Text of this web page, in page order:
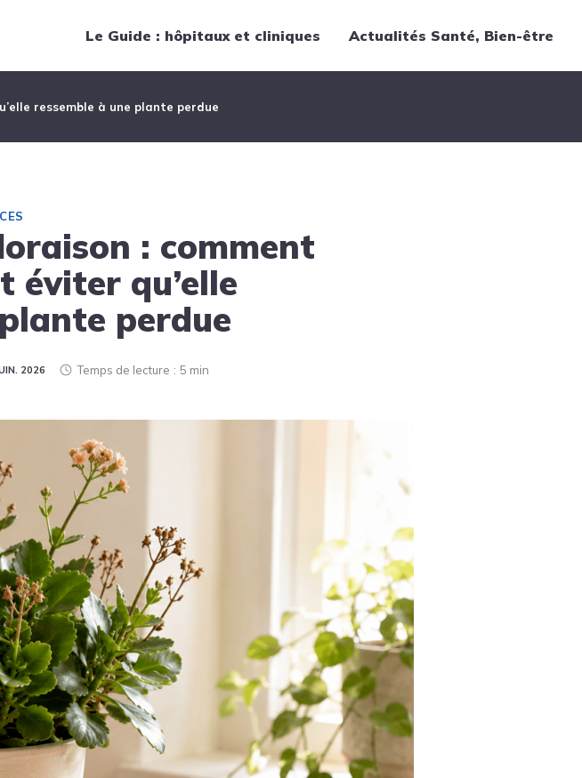
Le Guide : hôpitaux et cliniques Actualités Santé, Bien-être
Medical News in English
ressemble à une plante perdue
: comment
qu’elle
perdue
2026 Temps de lecture 5 min